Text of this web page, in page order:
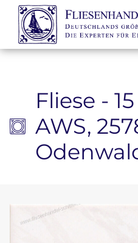
Zum Inhalt springen
Fliese -
AWS,